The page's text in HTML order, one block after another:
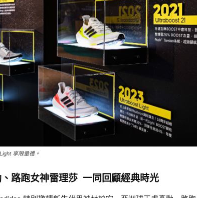
享限量禮。
路跑女神雷理莎 一同回顧經典時光